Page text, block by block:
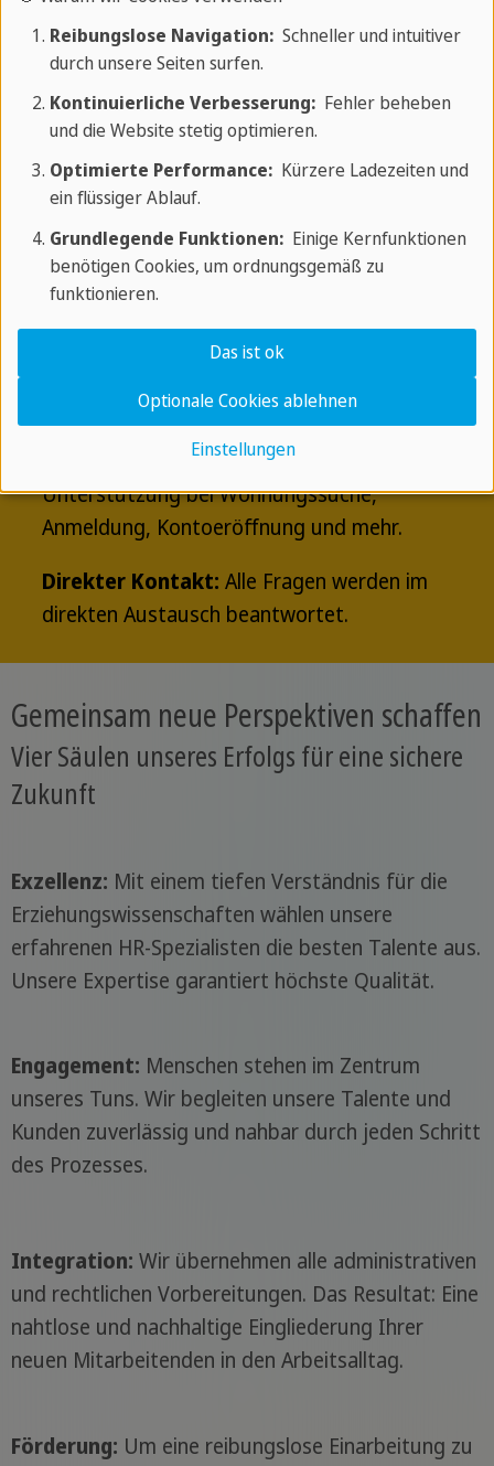
Qualifikationsowie fachliche und
sprachliche Anforderungen
Einsatz in Ihrer Einrichtung unabdingbar.
begleiten das gesamte berufliche
Alle notwendigen Dokumente:
Aufenthaltspapiere und mehr werden von
Nachhaltige Integration:Wir bereiten die
Integration optimal vor und bieten
persönliche Starthilfe, inklusive
Unterstützung bei Wohnungssuche,
Anmeldung, Kontoeröffnung und mehr.
Direkter Kontakt: Alle Fragen werden im
direkten Austausch beantwortet.
Gemeinsam neue Perspektiven schaffen
Vier Säulen unseres Erfolgs für eine sichere
Zukunft
Exzellenz: Mit einem tiefen Verständnis für die
Erziehungswissenschaften wählen unsere
erfahrenen HR-Spezialisten die besten Talente aus.
Unsere Expertise garantiert höchste Qualität.
Engagement: Menschen stehen im Zentrum
unseres Tuns. Wir begleiten unsere Talente und
Kunden zuverlässig und nahbar durch jeden Schritt
des Prozesses.
Integration: Wir übernehmen alle administrativen
und rechtlichen Vorbereitungen. Das Resultat: Eine
nahtlose und nachhaltige Eingliederung Ihrer
neuen Mitarbeitenden in den Arbeitsalltag.
Förderung: Um eine reibungslose Einarbeitung zu
Reibungslose Navigation:Schneller und intuitiver
durch unsere Seiten surfen.
Kontinuierliche Verbesserung:Fehler beheben
und die Website stetig optimieren.
Optimierte Performance:Kürzere Ladezeiten und
ein flüssiger Ablauf.
Grundlegende Funktionen:Einige Kernfunktionen
benötigen Cookies, um ordnungsgemäß zu
funktionieren.
Einstellungen
Optionale Cookies ablehnen
Das ist ok